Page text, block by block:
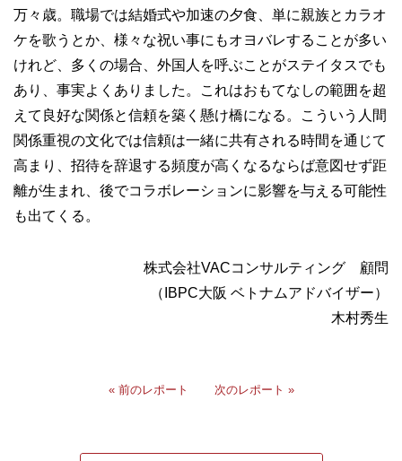
万々歳。職場では結婚式や加速の夕食、単に親族とカラオ
ケを歌うとか、様々な祝い事にもオヨバレすることが多い
けれど、多くの場合、外国人を呼ぶことがステイタスでも
あり、事実よくありました。これはおもてなしの範囲を超
えて良好な関係と信頼を築く懸け橋になる。こういう人間
関係重視の文化では信頼は一緒に共有される時間を通じて
高まり、招待を辞退する頻度が高くなるならば意図せず距
離が生まれ、後でコラボレーションに影響を与える可能性
も出てくる。
株式会社VACコンサルティング 顧問
（IBPC大阪 ベトナムアドバイザー）
木村秀生
« 前のレポート 次のレポート »